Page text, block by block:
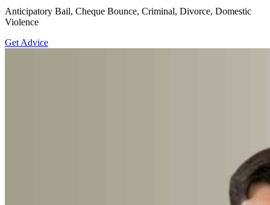
Anticipatory Bail, Cheque Bounce, Criminal, Divorce, Domestic
Violence
Get Advice